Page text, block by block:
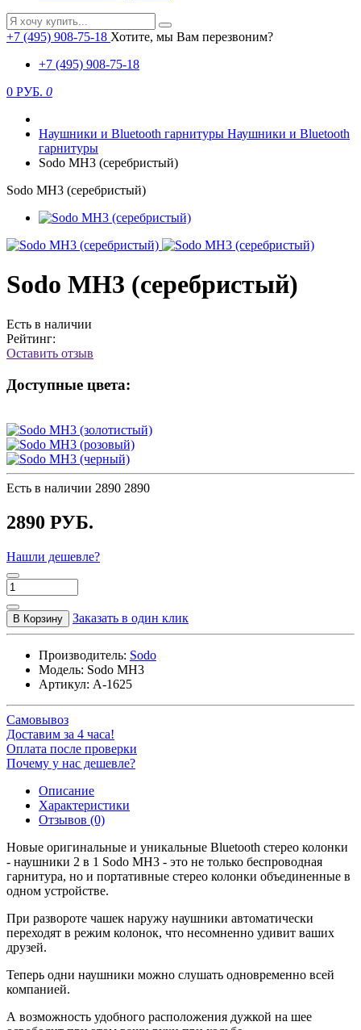
+7 (495) 908-75-18 Хотите, мы Вам перезвоним?
+7 (495) 908-75-18
0 РУБ. 0
Наушники и Bluetooth гарнитуры Наушники и Bluetooth
гарнитуры
Sodo MH3 (серебристый)
Sodo MH3 (серебристый)
Sodo MH3 (серебристый)
Есть в наличии
Рейтинг:
Оставить отзыв
Доступные цвета:
Есть в наличии 2890 2890
2890 РУБ.
Нашли дешевле?
В Корзину Заказать в один клик
Производитель: Sodo
Модель: Sodo MH3
Артикул: A-1625
Самовывоз
Доставим за 4 часа!
Оплата после проверки
Почему у нас дешевле?
Описание
Характеристики
Отзывов (0)
Новые оригинальные и уникальные Bluetooth стерео колонки
- наушники 2 в 1 Sodo MH3 - это не только беспроводная
гарнитура, но и портативные стерео колонки объединенные в
одном устройстве.
При развороте чашек наружу наушники автоматически
переходят в режим колонок, что несомненно удивит ваших
друзей.
Теперь одни наушники можно слушать одновременно всей
компанией.
А возможность удобного расположения дужкой на шее